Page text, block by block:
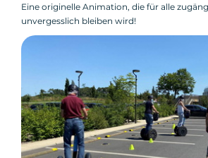
Eine originelle Animation, die für alle
unvergesslich bleiben wird!